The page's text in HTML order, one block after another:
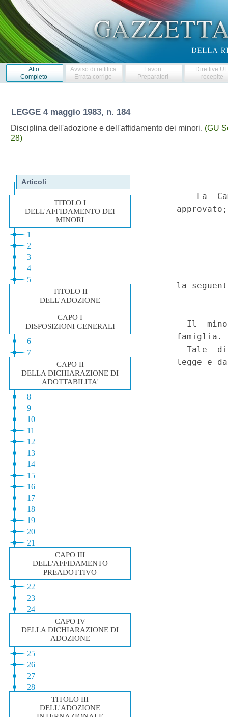
Atto
Completo
Avviso di rettifica
Errata corrige
Lavori
Preparatori
Direttive
recepite
LEGGE 4 maggio 1983, n. 184
Disciplina dell'adozione e dell'affidamento dei minori. (GU
28)